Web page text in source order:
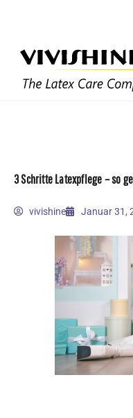
springen
3 Schritte Latexpflege – so
vivishine Januar 31,